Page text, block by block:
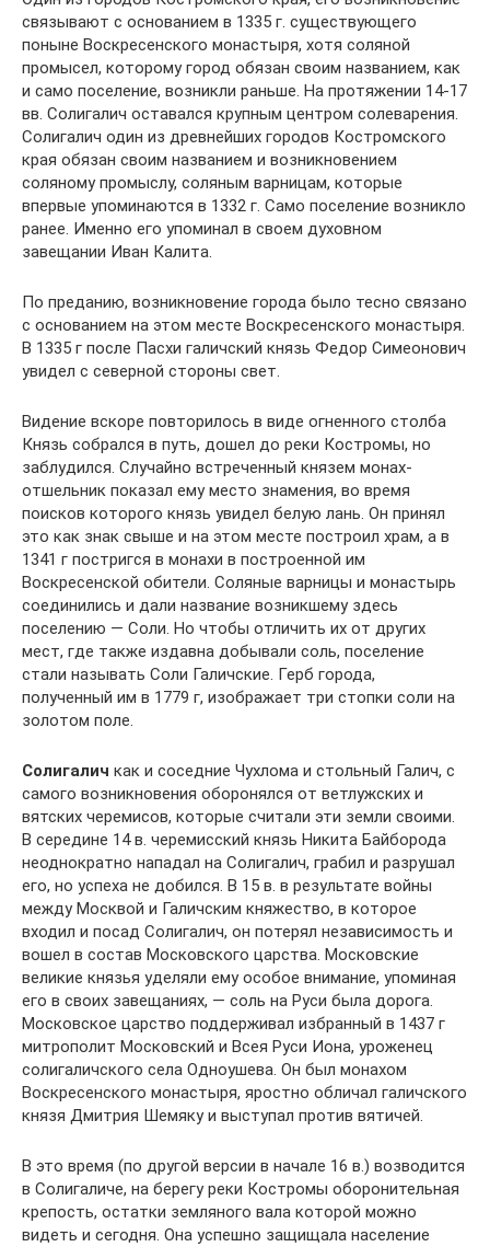
связывают с основанием в 1335 г. существующего
поныне Воскресенского монастыря, хотя соляной
промысел, которому город обязан своим названием, как
и само поселение, возникли раньше. На протяжении 14-17
вв. Солигалич оставался крупным центром солеварения.
Солигалич один из древнейших городов Костромского
края обязан своим названием и возникновением
соляному промыслу, соляным варницам, которые
впервые упоминаются в 1332 г. Само поселение возникло
ранее. Именно его упоминал в своем духовном
завещании Иван Калита.
По преданию, возникновение города было тесно связано
с основанием на этом месте Воскресенского монастыря.
В 1335 г после Пасхи галичский князь Федор Симеонович
увидел с северной стороны свет.
Видение вскоре повторилось в виде огненного столба
Князь собрался в путь, дошел до реки Костромы, но
заблудился. Случайно встреченный князем монах-
отшельник показал ему место знамения, во время
поисков которого князь увидел белую лань. Он принял
это как знак свыше и на этом месте построил храм, а в
1341 г постригся в монахи в построенной им
Воскресенской обители. Соляные варницы и монастырь
соединились и дали название возникшему здесь
поселению — Соли. Но чтобы отличить их от других
мест, где также издавна добывали соль, поселение
стали называть Соли Галичские. Герб города,
полученный им в 1779 г, изображает три стопки соли на
золотом поле.
Солигалич как и соседние Чухлома и стольный Галич, с
самого возникновения оборонялся от ветлужских и
вятских черемисов, которые считали эти земли своими.
В середине 14 в. черемисский князь Никита Байборода
неоднократно нападал на Солигалич, грабил и разрушал
его, но успеха не добился. В 15 в. в результате войны
между Москвой и Галичским княжество, в которое
входил и посад Солигалич, он потерял независимость и
вошел в состав Московского царства. Московские
великие князья уделяли ему особое внимание, упоминая
его в своих завещаниях, — соль на Руси была дорога.
Московское царство поддерживал избранный в 1437 г
митрополит Московский и Всея Руси Иона, уроженец
солигаличского села Одноушева. Он был монахом
Воскресенского монастыря, яростно обличал галичского
князя Дмитрия Шемяку и выступал против вятичей.
В это время (по другой версии в начале 16 в.) возводится
в Солигаличе, на берегу реки Костромы оборонительная
крепость, остатки земляного вала которой можно
видеть и сегодня. Она успешно защищала население